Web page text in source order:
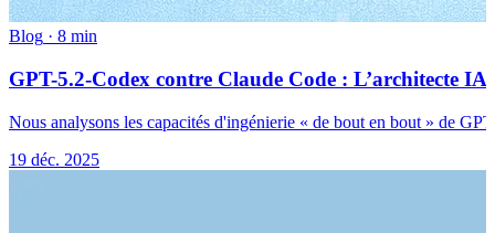
Blog · 8 min
GPT-5.2-Codex contre Claude Code : L’architecte IA
Nous analysons les capacités d'ingénierie « de bout en bout » de
19 déc. 2025